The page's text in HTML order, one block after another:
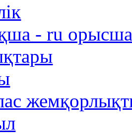
- ru